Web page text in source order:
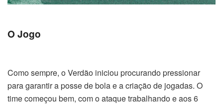
O Jogo
Como sempre, o Verdão iniciou procurando pressionar
para garantir a posse de bola e a criação de jogadas. O
time começou bem, com o ataque trabalhando e aos 6